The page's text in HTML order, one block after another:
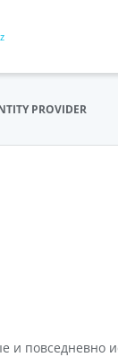
PROVIDER
и повседневно